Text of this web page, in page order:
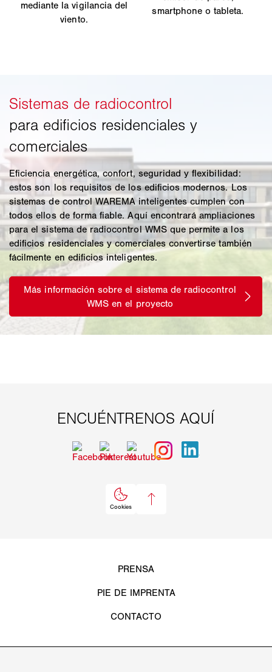
mediante la vigilancia del
viento.
smartphone o tableta.
Eficiencia energética, confort, seguridad y flexibilidad:
estos son los requisitos de los edificios modernos. Los
sistemas de control WAREMA inteligentes cumplen con
todos ellos de forma fiable. Aquí encontrará ampliaciones
para el sistema de radiocontrol WMS que permite a los
edificios residenciales y comerciales convertirse también
fácilmente en edificios inteligentes.